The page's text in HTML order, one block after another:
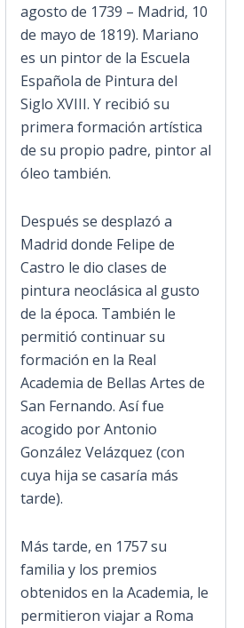
agosto de 1739 – Madrid, 10
de mayo de 1819). Mariano
es un pintor de la Escuela
Española de Pintura del
Siglo XVIII. Y recibió su
primera formación artística
de su propio padre, pintor al
óleo también.
Después se desplazó a
Madrid donde Felipe de
Castro le dio clases de
pintura neoclásica al gusto
de la época. También le
permitió continuar su
formación en la Real
Academia de Bellas Artes de
San Fernando. Así fue
acogido por Antonio
González Velázquez (con
cuya hija se casaría más
tarde).
Más tarde, en 1757 su
familia y los premios
obtenidos en la Academia, le
permitieron viajar a Roma